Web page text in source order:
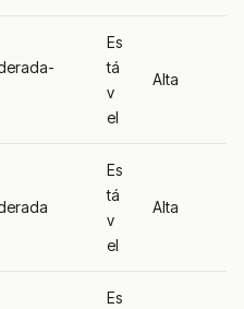
Es
tá
v
el
Alta
Es
tá
v
el
Alta
Es